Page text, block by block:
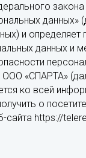
данных»
и определяет
данных и
«СПАРТА»
ко всей
о
сайта https://